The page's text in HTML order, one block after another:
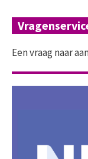
Een vraag naar